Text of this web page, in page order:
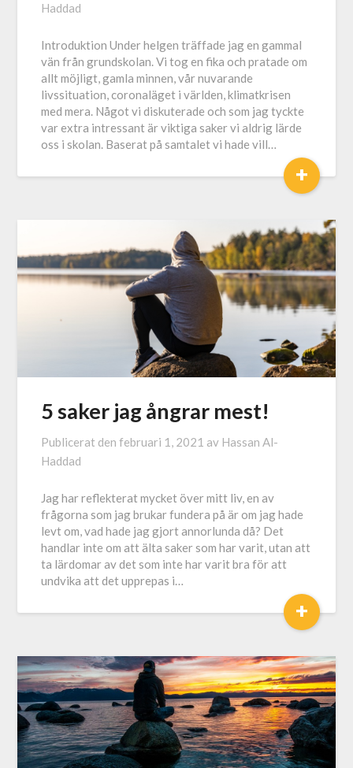
Haddad
Introduktion Under helgen träffade jag en gammal
vän från grundskolan. Vi tog en fika och pratade om
allt möjligt, gamla minnen, vår nuvarande
livssituation, coronaläget i världen, klimatkrisen
med mera. Något vi diskuterade och som jag tyckte
var extra intressant är viktiga saker vi aldrig lärde
oss i skolan. Baserat på samtalet vi hade vill…
+
5 saker jag ångrar mest!
Publicerat denfebruari 1, 2021 av Hassan Al-
Haddad
Jag har reflekterat mycket över mitt liv, en av
frågorna som jag brukar fundera på är om jag hade
levt om, vad hade jag gjort annorlunda då? Det
handlar inte om att älta saker som har varit, utan att
ta lärdomar av det som inte har varit bra för att
undvika att det upprepas i…
+